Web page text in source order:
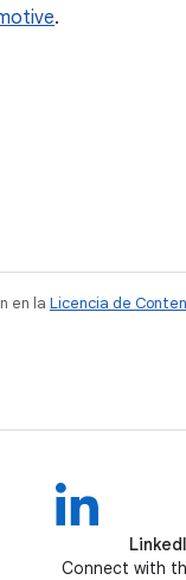
.
en la Licencia de
Connect with